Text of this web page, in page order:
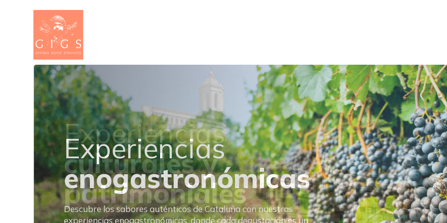
Experiencias
enogastronómicas
Descubre los sabores auténticos de Cataluña con nuestras
experiencias enogastronómicas, donde cada degustación es un